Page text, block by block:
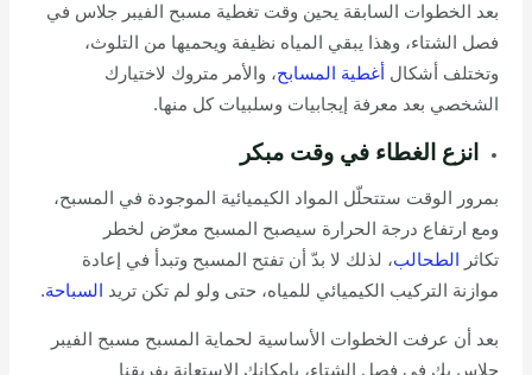
بعد الخطوات السابقة يحين وقت تغطية مسبح الفيبر جلاس في
فصل الشتاء، وهذا يبقي المياه نظيفة ويحميها من التلوث،
وتختلف أشكال أغطية المسابح، والأمر متروك لاختيارك
الشخصي بعد معرفة إيجابيات وسلبيات كل منها.
انزع الغطاء في وقت مبكر
بمرور الوقت ستتحلّل المواد الكيميائية الموجودة في المسبح،
ومع ارتفاع درجة الحرارة سيصبح المسبح معرّض لخطر
تكاثر الطحالب، لذلك لا بدّ أن تفتح المسبح وتبدأ في إعادة
موازنة التركيب الكيميائي للمياه، حتى ولو لم تكن تريد السباحة.
بعد أن عرفت الخطوات الأساسية لحماية المسبح مسبح الفيبر
جلاس بك في فصل الشتاء، بإمكانك الاستعانة بفريقنا